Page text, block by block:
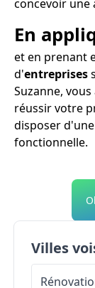
concevoir une
En
et en prenant
d'entreprises
Suzanne,
réussir votre
disposer
fonctionnelle.
Villes